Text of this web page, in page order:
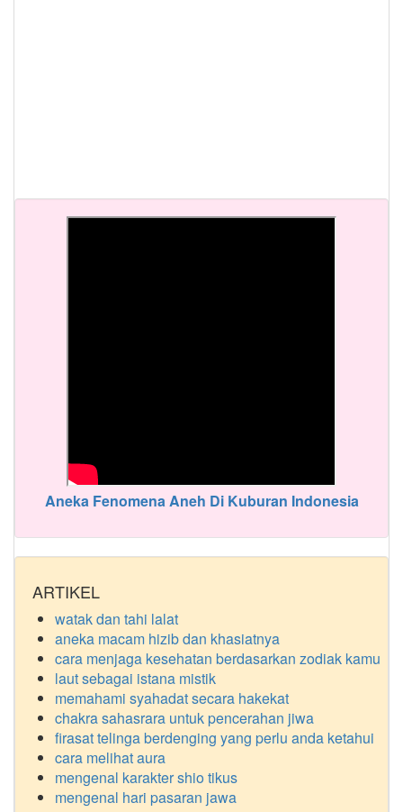
Aneka Fenomena Aneh Di Kuburan Indonesia
ARTIKEL
watak dan tahi lalat
aneka macam hizib dan khasiatnya
cara menjaga kesehatan berdasarkan zodiak kamu
laut sebagai istana mistik
memahami syahadat secara hakekat
chakra sahasrara untuk pencerahan jiwa
firasat telinga berdenging yang perlu anda ketahui
cara melihat aura
mengenal karakter shio tikus
mengenal hari pasaran jawa